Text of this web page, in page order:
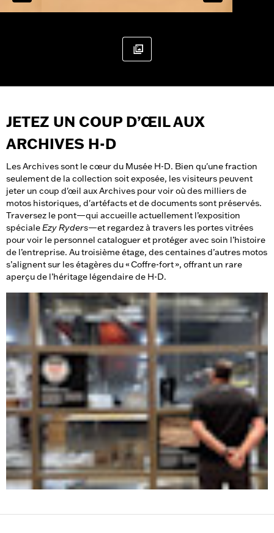
JETEZ UN COUP D’ŒIL AUX
ARCHIVES H-D
Les Archives sont le cœur du Musée H-D. Bien qu'une fraction
seulement de la collection soit exposée, les visiteurs peuvent
jeter un coup d'œil aux Archives pour voir où des milliers de
motos historiques, d'artéfacts et de documents sont préservés.
Traversez le pont—qui accueille actuellement l’exposition
spécialeEzy Ryders—et regardez à travers les portes vitrées
pour voir le personnel cataloguer et protéger avec soin l’histoire
de l’entreprise. Au troisième étage, des centaines d’autres motos
s’alignent sur les étagères du « Coffre-fort », offrant un rare
aperçu de l’héritage légendaire de H-D.